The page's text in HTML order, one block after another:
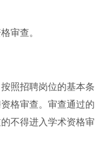
审查。
照招聘岗位的基本条
格审查。审查通过的
不得进入学术资格审